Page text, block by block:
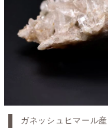
ガネッシュヒマール